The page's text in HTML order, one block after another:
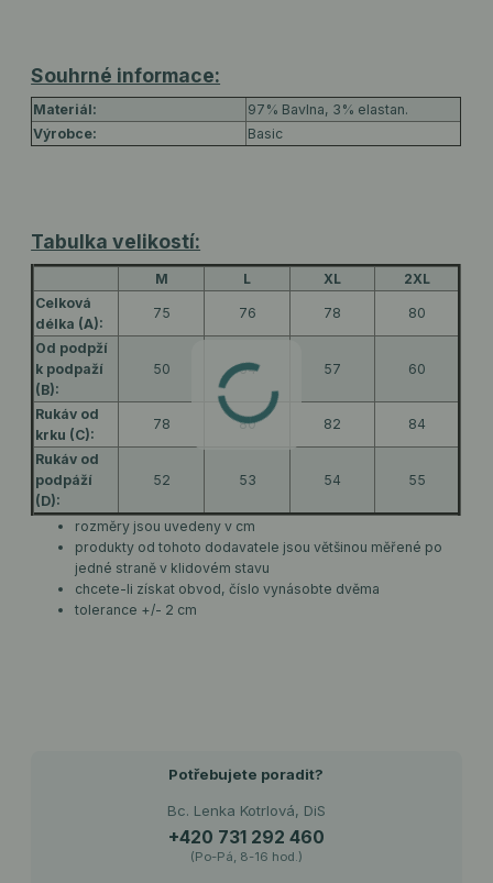
Souhrné informace:
Materiál:
97% Bavlna, 3% elastan.
Výrobce:
Basic
Tabulka velikostí:
M L XL
2XL
Celková
délka (A):
75 76 78 80
Od podpží
k podpaží
(B):
50 54 57 60
Rukáv od
krku (C):
78 80 82 84
Rukáv od
podpáží
(D):
52 53 54 55
rozměry jsou uvedeny v cm
produkty od tohoto dodavatele jsou většinou měřené po
jedné straně v klidovém stavu
chcete-li získat obvod, číslo vynásobte dvěma
tolerance +/- 2 cm
Potřebujete poradit?
Bc. Lenka Kotrlová, DiS
+420 731 292 460
(Po-Pá, 8-16 hod.)